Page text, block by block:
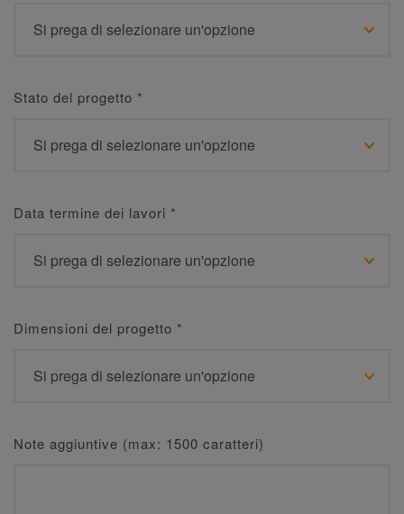
Stato del progetto *
Data termine dei lavori *
Dimensioni del progetto *
Note aggiuntive (max: 1500 caratteri)